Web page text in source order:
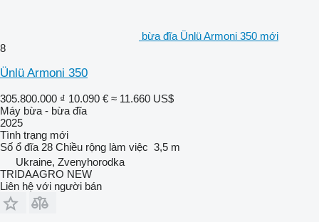
bừa đĩa Ünlü Armoni 350 mới
8
Ünlü Armoni 350
305.800.000 ₫ 10.090 € ≈ 11.660 US$
Máy bừa - bừa đĩa
2025
Tình trạng mới
Số ổ đĩa 28 Chiều rộng làm việc 3,5 m
Ukraine, Zvenyhorodka
TRIDAAGRO NEW
Liên hệ với người bán